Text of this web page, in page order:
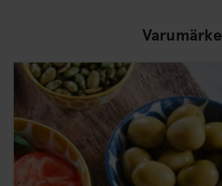
Varumärke